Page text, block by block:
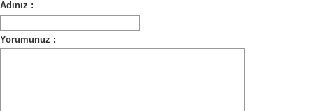
Adınız :
Yorumunuz :